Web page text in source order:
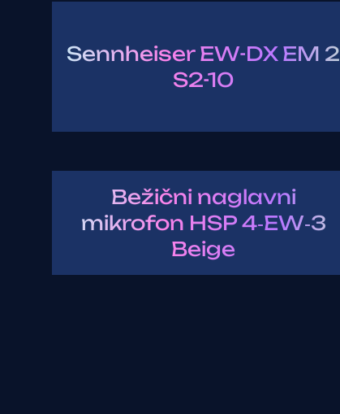
Sennheiser EW-DX EM 2
S2-10
Bežični naglavni
mikrofon HSP 4‑EW‑3
Beige